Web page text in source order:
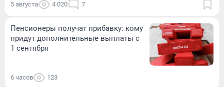
5 августа 4 020 7
Пенсионеры получат прибавку: кому
придут дополнительные выплаты с
1 сентября
6 часов 123